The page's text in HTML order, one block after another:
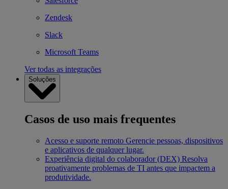
Zendesk
Slack
Microsoft Teams
Ver todas as integrações
Soluções
Casos de uso mais frequentes
Acesso e suporte remoto Gerencie pessoas, dispositivos
e aplicativos de qualquer lugar.
Experiência digital do colaborador (DEX) Resolva
proativamente problemas de TI antes que impactem a
produtividade.